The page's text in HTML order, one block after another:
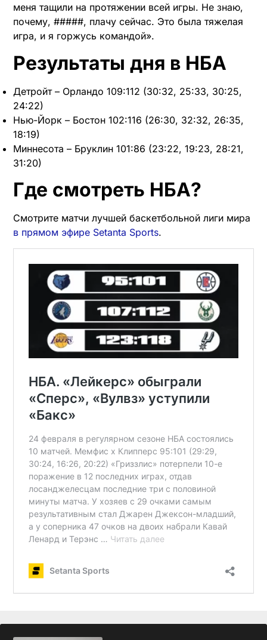
меня тащили на протяжении всей игры. Не знаю,
почему, #####, плачу сейчас. Это была тяжелая
игра, и я горжусь командой».
Результаты дня в НБА
Детройт – Орландо 109:112 (30:32, 25:33, 30:25,
24:22)
Нью-Йорк – Бостон 102:116 (26:30, 32:32, 26:35,
18:19)
Миннесота – Бруклин 101:86 (23:22, 19:23, 28:21,
31:20)
Где смотреть НБА?
Смотрите матчи лучшей баскетбольной лиги мира
в прямом эфире Setanta Sports.